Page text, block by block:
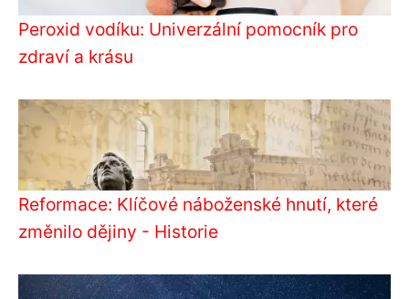
Peroxid vodíku: Univerzální pomocník pro
zdraví a krásu
Reformace: Klíčové náboženské hnutí, které
změnilo dějiny - Historie